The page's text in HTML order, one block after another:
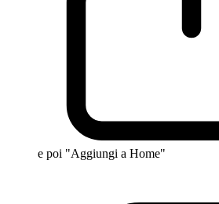
e poi "Aggiungi a Home"